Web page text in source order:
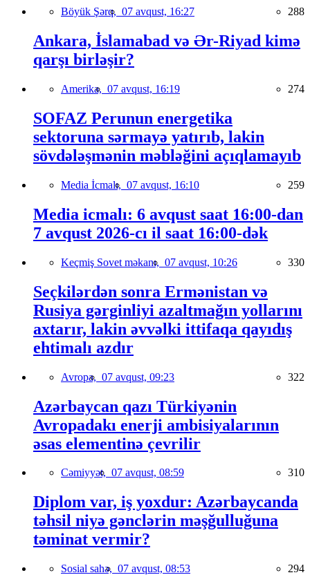
Böyük Şərq, 07 avqust, 16:27 288
Ankara, İslamabad və Ər-Riyad kimə
qarşı birləşir?
Amerika, 07 avqust, 16:19 274
SOFAZ Perunun energetika
sektoruna sərmayə yatırıb, lakin
sövdələşmənin məbləğini açıqlamayıb
Media İcmalı, 07 avqust, 16:10 259
Media icmalı: 6 avqust saat 16:00-dan
7 avqust 2026-cı il saat 16:00-dək
Keçmiş Sovet məkanı, 07 avqust, 10:26 330
Seçkilərdən sonra Ermənistan və
Rusiya gərginliyi azaltmağın yollarını
axtarır, lakin əvvəlki ittifaqa qayıdış
ehtimalı azdır
Avropa, 07 avqust, 09:23 322
Azərbaycan qazı Türkiyənin
Avropadakı enerji ambisiyalarının
əsas elementinə çevrilir
Cəmiyyət, 07 avqust, 08:59 310
Diplom var, iş yoxdur: Azərbaycanda
təhsil niyə gənclərin məşğulluğuna
təminat vermir?
Sosial sahə, 07 avqust, 08:53 294